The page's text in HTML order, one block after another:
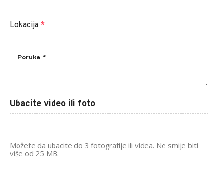
Lokacija *
Ubacite video ili foto
Možete da ubacite do 3 fotografije ili videa. Ne smije biti
više od 25 MB.